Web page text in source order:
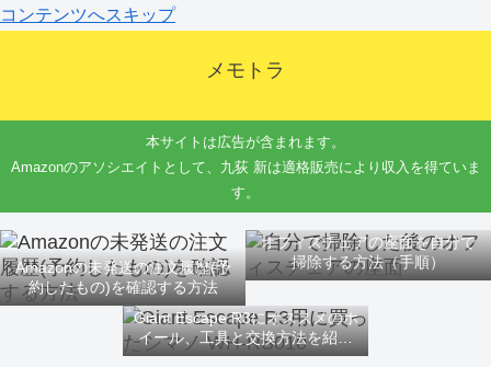
コンテンツへスキップ
メモトラ
本サイトは広告が含まれます。
Amazonのアソシエイトとして、九荻 新は適格販売により収入を得ていま
す。
Amazonの未発送の注文履歴(予
約したもの)を確認する方法
オフィスチェアの座面を自分で
掃除する方法（手順）
Giant Escape R3にオススメのホ
イール、工具と交換方法を紹介
するよ